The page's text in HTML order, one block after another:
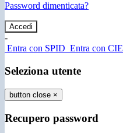
Password dimenticata?
-
Entra con SPID Entra con CIE
Seleziona utente
button close ×
Recupero password